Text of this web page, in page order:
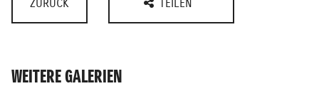
ZURÜCK TEILEN
WEITERE GALERIEN